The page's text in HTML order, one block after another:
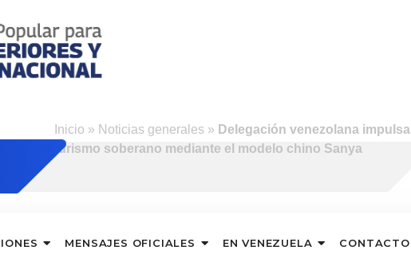
Inicio » Noticias generales » Delegación venezolana impulsa
turismo soberano mediante el modelo chino Sanya
MENSAJES OFICIALES EN VENEZUELA CONTACTO